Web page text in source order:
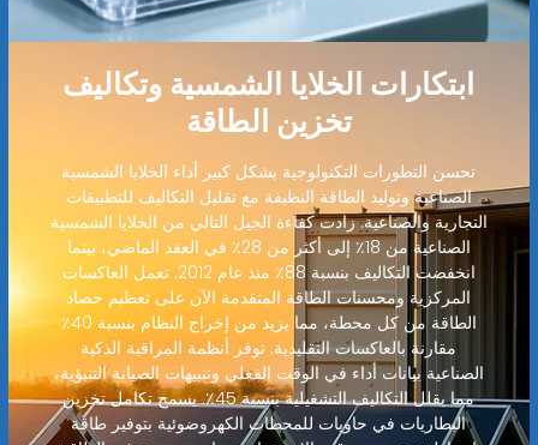
ابتكارات الخلايا الشمسية وتكاليف
تخزين الطاقة
تحسن التطورات التكنولوجية بشكل كبير أداء الخلايا الشمسية
الصناعية وتوليد الطاقة النظيفة مع تقليل التكاليف للتطبيقات
التجارية والصناعية. زادت كفاءة الجيل التالي من الخلايا الشمسية
الصناعية من 18٪ إلى أكثر من 28٪ في العقد الماضي، بينما
انخفضت التكاليف بنسبة 88٪ منذ عام 2012. تعمل العاكسات
المركزية ومحسنات الطاقة المتقدمة الآن على تعظيم حصاد
الطاقة من كل محطة، مما يزيد من إخراج النظام بنسبة 40٪
مقارنة بالعاكسات التقليدية. توفر أنظمة المراقبة الذكية
الصناعية بيانات أداء في الوقت الفعلي وتنبيهات الصيانة التنبؤية،
مما يقلل التكاليف التشغيلية بنسبة 45٪. يسمح تكامل تخزين
البطاريات في حاويات للمحطات الكهروضوئية بتوفير طاقة